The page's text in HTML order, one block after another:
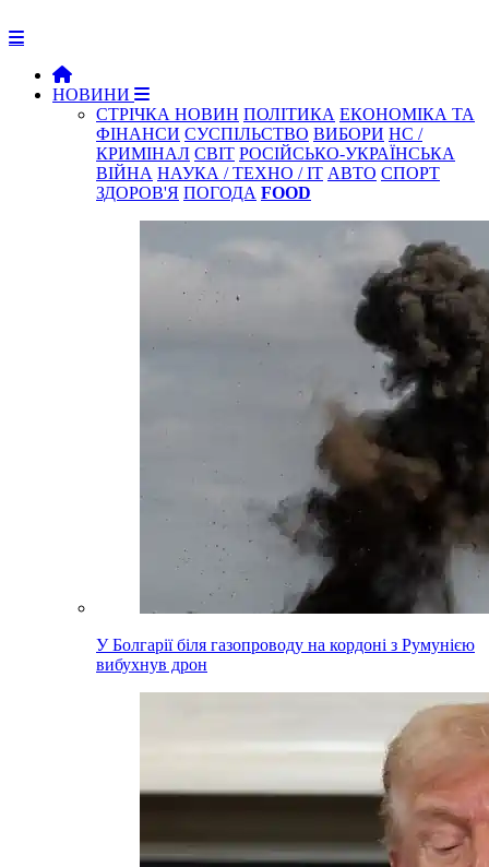
НОВИНИ
СТРІЧКА НОВИН ПОЛІТИКА ЕКОНОМІКА ТА
ФІНАНСИ СУСПІЛЬСТВО ВИБОРИ НС /
КРИМІНАЛ СВІТ РОСІЙСЬКО-УКРАЇНСЬКА
ВІЙНА НАУКА / ТЕХНО / IT АВТО СПОРТ
ЗДОРОВ'Я ПОГОДА FOOD
У Болгарії біля газопроводу на кордоні з Румунією
вибухнув дрон